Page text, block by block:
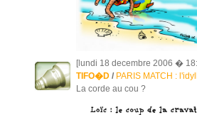
[lundi 18 decembre 2006 �
TIFO�D/ PARIS MATCH :
La corde au cou ?